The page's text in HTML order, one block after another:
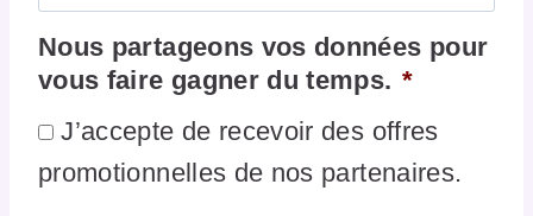
Nous partageons vos données pour
vous faire gagner du temps. *
J’accepte de recevoir des offres
promotionnelles de nos partenaires.